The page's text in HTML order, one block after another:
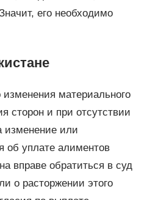
его необходимо
материального
сторон и при отсутствии
изменение или
об уплате алиментов
вправе обратиться в суд
о расторжении этого